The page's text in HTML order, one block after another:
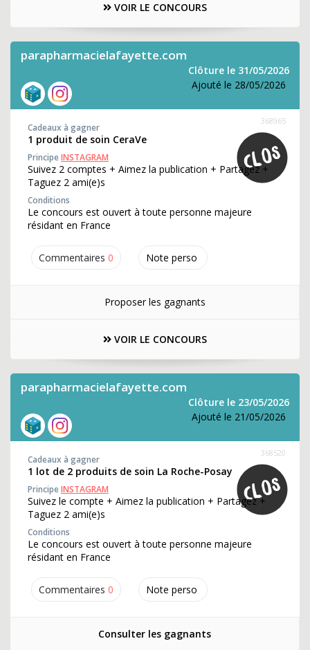
VOIR LE CONCOURS
parapharmacielafayette.com
Clôture le 31/05/2026
Ajouté le 28/05/2026
Commentaires 0 Note perso
368965
Cadeaux à gagner
1 produit de soin CeraVe
PrincipeINSTAGRAM
Suivez 2 comptes + Aimez la publication + Partagez +
Taguez 2 ami(e)s
Conditions
Le concours est ouvert à toute personne majeure
résidant en France
Proposer les gagnants
VOIR LE CONCOURS
parapharmacielafayette.com
Clôture le 23/05/2026
Ajouté le 21/05/2026
Commentaires 0 Note perso
368520
Cadeaux à gagner
1 lot de 2 produits de soin La Roche-Posay
PrincipeINSTAGRAM
Suivez le compte + Aimez la publication + Partagez +
Taguez 2 ami(e)s
Conditions
Le concours est ouvert à toute personne majeure
résidant en France
Consulter les gagnants